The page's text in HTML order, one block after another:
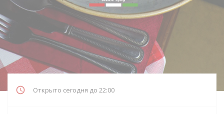
Открыто сегодня до 22:00